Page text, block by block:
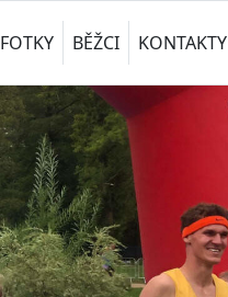
FOTKY BĚŽCI KONTAKTY